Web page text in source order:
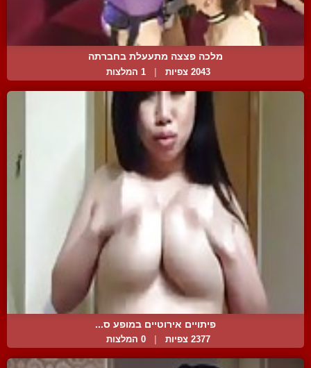
מלכה פצצה מתעעלת בחברתה
2043 צפיות | 1 המלצות
פיתויים אירוטיים במופע ס...
2377 צפיות 0 המלצות